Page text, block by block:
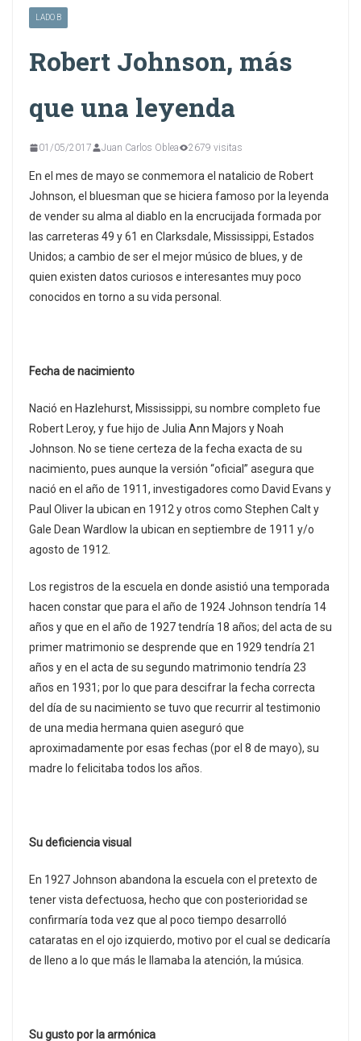
LADO B
Robert Johnson, más
que una leyenda
01/05/2017 Juan Carlos Oblea 2679 visitas
En el mes de mayo se conmemora el natalicio de Robert
Johnson, el bluesman que se hiciera famoso por la leyenda
de vender su alma al diablo en la encrucijada formada por
las carreteras 49 y 61 en Clarksdale, Mississippi, Estados
Unidos; a cambio de ser el mejor músico de blues, y de
quien existen datos curiosos e interesantes muy poco
conocidos en torno a su vida personal.
Fecha de nacimiento
Nació en Hazlehurst, Mississippi, su nombre completo fue
Robert Leroy, y fue hijo de Julia Ann Majors y Noah
Johnson. No se tiene certeza de la fecha exacta de su
nacimiento, pues aunque la versión “oficial” asegura que
nació en el año de 1911, investigadores como David Evans y
Paul Oliver la ubican en 1912 y otros como Stephen Calt y
Gale Dean Wardlow la ubican en septiembre de 1911 y/o
agosto de 1912.
Los registros de la escuela en donde asistió una temporada
hacen constar que para el año de 1924 Johnson tendría 14
años y que en el año de 1927 tendría 18 años; del acta de su
primer matrimonio se desprende que en 1929 tendría 21
años y en el acta de su segundo matrimonio tendría 23
años en 1931; por lo que para descifrar la fecha correcta
del día de su nacimiento se tuvo que recurrir al testimonio
de una media hermana quien aseguró que
aproximadamente por esas fechas (por el 8 de mayo), su
madre lo felicitaba todos los años.
Su deficiencia visual
En 1927 Johnson abandona la escuela con el pretexto de
tener vista defectuosa, hecho que con posterioridad se
confirmaría toda vez que al poco tiempo desarrolló
cataratas en el ojo izquierdo, motivo por el cual se dedicaría
de lleno a lo que más le llamaba la atención, la música.
Su gusto por la armónica